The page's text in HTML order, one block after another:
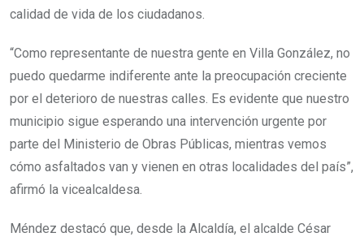
calidad de vida de los ciudadanos.
“Como representante de nuestra gente en Villa González, no
puedo quedarme indiferente ante la preocupación creciente
por el deterioro de nuestras calles. Es evidente que nuestro
municipio sigue esperando una intervención urgente por
parte del Ministerio de Obras Públicas, mientras vemos
cómo asfaltados van y vienen en otras localidades del país”,
afirmó la vicealcaldesa.
Méndez destacó que, desde la Alcaldía, el alcalde César